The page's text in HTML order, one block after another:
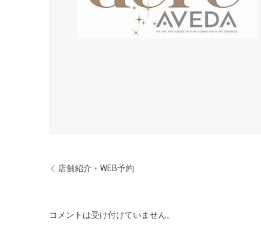
店舗紹介・WEB予約
コメントは受け付けていません。